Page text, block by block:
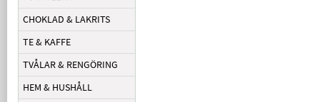
CHOKLAD & LAKRITS
TE & KAFFE
TVÅLAR & RENGÖRING
HEM & HUSHÅLL